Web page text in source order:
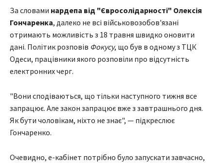
За словами нардепа від "Євросолідарності" Олексія
Гончаренка, далеко не всі військовозобов'язані
отримають можливість з 18 травня швидко оновити
дані. Політик розповів Фокусу, що був в одному з ТЦК
Одеси, працівники якого розповіли про відсутність
електронних черг.
"Вони сподіваються, що тільки наступного тижня все
запрацює. Але закон запрацює вже з завтрашнього дня.
Як бути чоловікам, ніхто не знає", — підкреслює
Гончаренко.
Очевидно, е-кабінет потрібно було запускати завчасно,